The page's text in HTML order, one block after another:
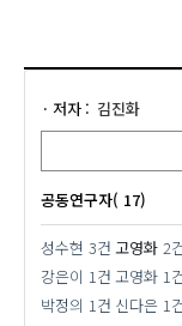
저자
김진화
공동연구자( 17)
성수현 3건 고영화 2
강은이 1건 고영화 1
박정의 1건 신다은 1